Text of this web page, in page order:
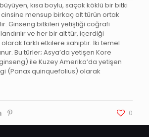
kısa boylu, saçak köklü bir bitki
mensup birkaç alt türün ortak
Ginseng bitkileri yetiştiği coğrafi
ve her bir alt tür, içerdiği
farklı etkilere sahiptir. İki temel
Bu türler; Asya’da yetişen Kore
ile Kuzey Amerika’da yetişen
(Panax quinquefolius) olarak
0